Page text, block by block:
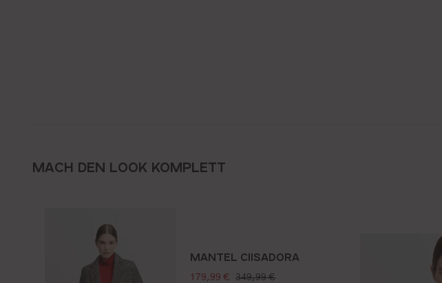
MACH DEN LOOK KOMPLETT
MANTEL CIISADORA
verkaufspreis:
179,99 € regulärer preis:
349,99 €